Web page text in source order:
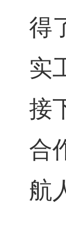
得
实
接
合
航